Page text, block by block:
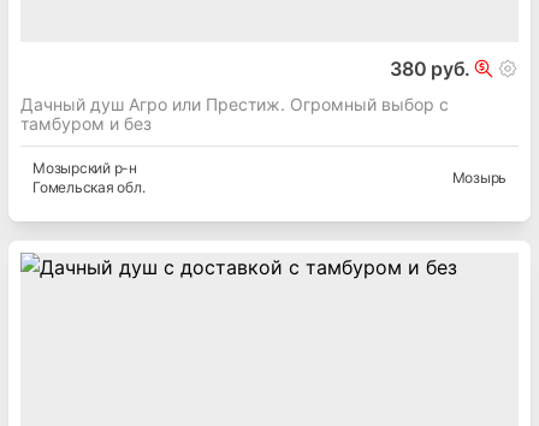
380 руб.
Дачный душ Агро или Престиж. Огромный выбор с
тамбуром и без
Мозырскийр-н
Гомельская обл.
Мозырь